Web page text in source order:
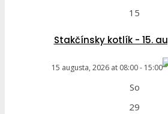
15
Stakčínsky kotlík - 15.
15 augusta, 2026 at 08:00- 15:00
So
29